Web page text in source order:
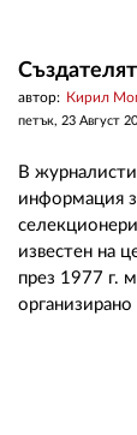
автор: Кирил
петък, 23 Август
В
информация
известен на
през 1977 г.